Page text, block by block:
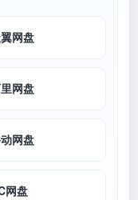
网盘
网盘
网盘
网盘